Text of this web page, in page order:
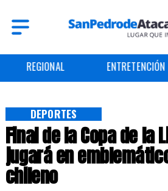
ENTRETENCIÓN
Final de la Copa de la
jugará en
chileno
DEPORTES